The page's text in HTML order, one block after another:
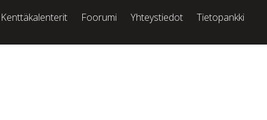
Kenttäkalenterit Foorumi Yhteystiedot Tietopankki